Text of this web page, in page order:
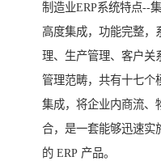
制造业ERP系统特点--
高度集成，功能完整，
理、生产管理、客户关
管理范畴，共有十七个
集成，将企业内商流、
合，是一套能够迅速实
的 ERP 产品。